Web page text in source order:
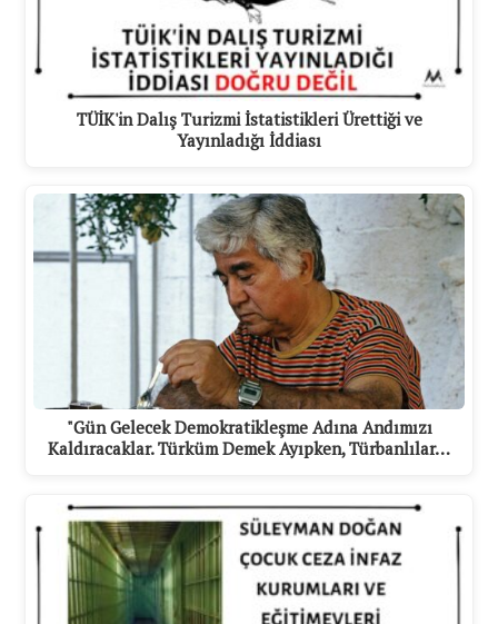
TÜİK'in Dalış Turizmi İstatistikleri Ürettiği ve
Yayınladığı İddiası
"Gün Gelecek Demokratikleşme Adına Andımızı
Kaldıracaklar. Türküm Demek Ayıpken, Türbanlılar…